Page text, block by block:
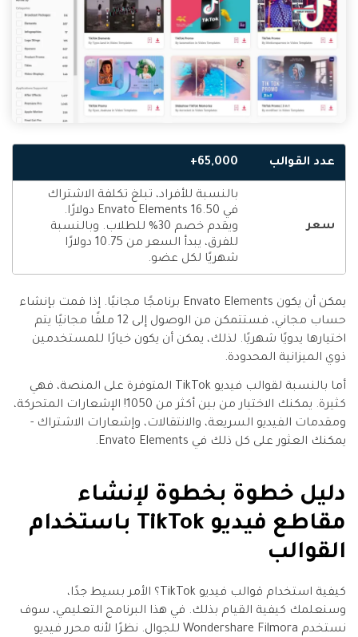
عدد القوالب 65,000+
سعر
بالنسبة للأفراد، تبلغ تكلفة الاشتراك
في Envato Elements 16.50 دولارًا.
ويقدم خصم 30% للطلاب. وبالنسبة
للفرق، يبدأ السعر من 10.75 دولارًا
شهريًا لكل عضو.
يمكن أن يكون Envato Elements برنامجًا مجانيًا. إذا قمت بإنشاء
حساب مجاني، فستتمكن من الوصول إلى 12 ملفًا مجانيًا يتم
اختيارها يدويًا شهريًا. لذلك، يمكن أن يكون خيارًا للمستخدمين
ذوي الميزانية المحدودة.
أما بالنسبة لقوالب فيديو TikTok المتوفرة على المنصة، فهي
كثيرة. يمكنك الاختيار من بين أكثر من 1050! الإشعارات المتحركة،
ومقدمات الفيديو السريعة، والانتقالات، وإشعارات الاشتراك -
يمكنك العثور على كل ذلك في Envato Elements.
دليل خطوة بخطوة لإنشاء
مقاطع فيديو TikTok باستخدام
القوالب
كيفية استخدام قوالب فيديو TikTok؟ الأمر بسيط جدًا،
وسنعلمك كيفية القيام بذلك. في هذا البرنامج التعليمي، سوف
نستخدم Wondershare Filmora للجوال. نظرًا لأنه محرر فيديو